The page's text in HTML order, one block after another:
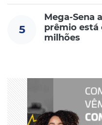
5
Mega-Sena
prêmio está
milhões